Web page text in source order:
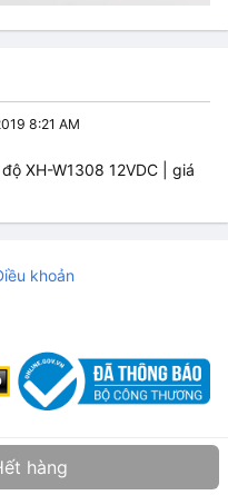
hàng
8:21 AM
XH-W1308 12VDC | giá
khoản